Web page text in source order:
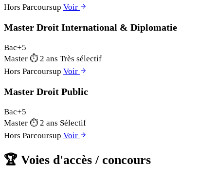
Hors Parcoursup Voir
Master Droit International & Diplomatie
Bac+5
Master ⏱ 2 ans Très sélectif
Hors Parcoursup Voir
Master Droit Public
Bac+5
Master ⏱ 2 ans Sélectif
Hors Parcoursup Voir
🏆 Voies d'accès / concours